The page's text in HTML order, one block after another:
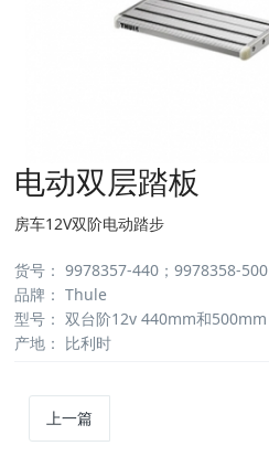
电动双层踏板
房车12V双阶电动踏步
货号 ： 9978357-440；9978358-500
品牌 ： Thule
型号 ： 双台阶12v 440mm和500mm
产地 ： 比利时
上一篇